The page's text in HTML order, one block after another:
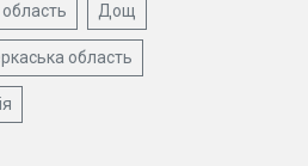
область Дощ
область